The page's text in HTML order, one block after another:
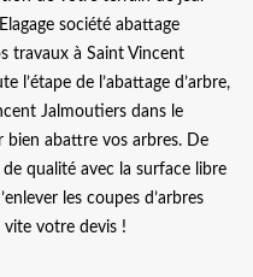
société abattage
travaux à Saint Vincent
l’étape de l’abattage d’arbre,
Jalmoutiers dans le
abattre vos arbres. De
qualité avec la surface libre
les coupes d’arbres
vite votre devis !